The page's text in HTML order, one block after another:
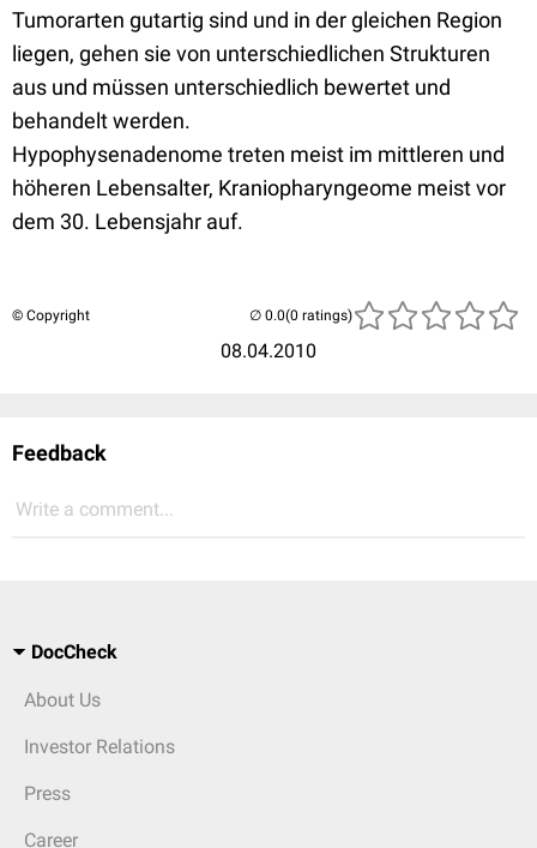
Tumorarten gutartig sind und in der gleichen Region
liegen, gehen sie von unterschiedlichen Strukturen
aus und müssen unterschiedlich bewertet und
behandelt werden.
Hypophysenadenome treten meist im mittleren und
höheren Lebensalter, Kraniopharyngeome meist vor
dem 30. Lebensjahr auf.
© Copyright
08.04.2010
(0 ratings)
Feedback
Write a comment...
DocCheck
About Us
Investor Relations
Press
Career